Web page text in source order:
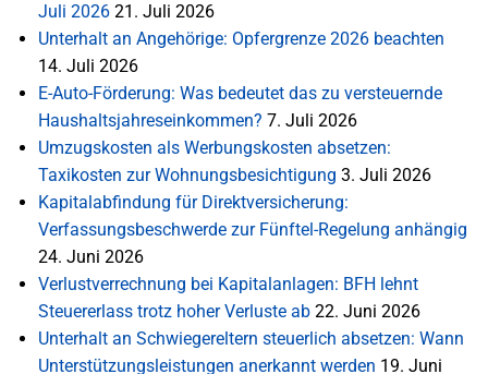
Juli 2026 21. Juli 2026
Unterhalt an Angehörige: Opfergrenze 2026 beachten
14. Juli 2026
E-Auto-Förderung: Was bedeutet das zu versteuernde
Haushaltsjahreseinkommen? 7. Juli 2026
Umzugskosten als Werbungskosten absetzen:
Taxikosten zur Wohnungsbesichtigung 3. Juli 2026
Kapitalabfindung für Direktversicherung:
Verfassungsbeschwerde zur Fünftel-Regelung anhängig
24. Juni 2026
Verlustverrechnung bei Kapitalanlagen: BFH lehnt
Steuererlass trotz hoher Verluste ab 22. Juni 2026
Unterhalt an Schwiegereltern steuerlich absetzen: Wann
Unterstützungsleistungen anerkannt werden 19. Juni